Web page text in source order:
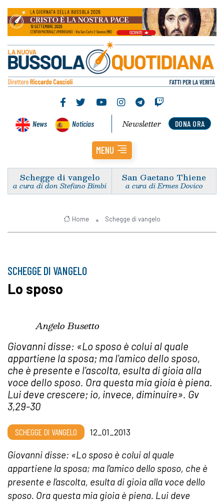
News Noticias DONA ORA
Newsletter
MENU
Schegge di vangelo
a cura di don Stefano Bimbi
San Gaetano Thiene
a cura di Ermes Dovico
Home Schegge di vangelo
SCHEGGE DI VANGELO
Lo sposo
Angelo Busetto
Giovanni disse: «Lo sposo è colui al quale
appartiene la sposa; ma l'amico dello sposo,
che è presente e l'ascolta, esulta di gioia alla
voce dello sposo. Ora questa mia gioia è piena.
Lui deve crescere; io, invece, diminuire». Gv
3,29-30
SCHEGGE DI VANGELO 12_01_2013
Giovanni disse: «Lo sposo è colui al quale
appartiene la sposa; ma l'amico dello sposo, che è
presente e l'ascolta, esulta di gioia alla voce dello
sposo. Ora questa mia gioia è piena. Lui deve